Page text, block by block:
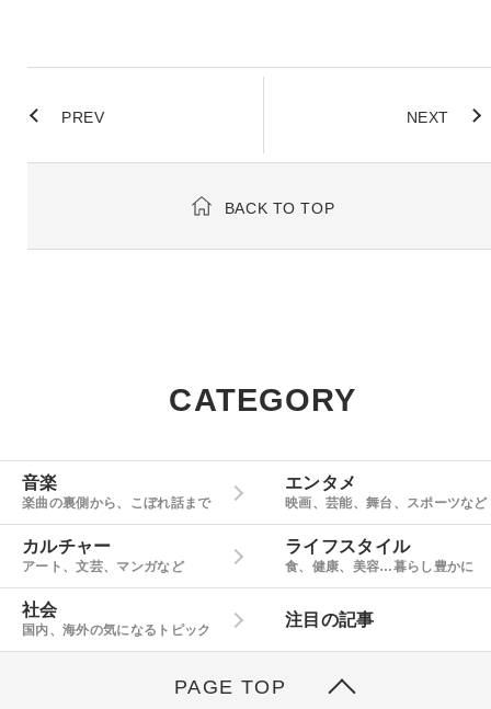
PREV NEXT
BACK TO TOP
CATEGORY
音楽
楽曲の裏側から、こぼれ話まで
エンタメ
映画、芸能、舞台、スポーツなど
カルチャー
アート、文芸、マンガなど
ライフスタイル
食、健康、美容…暮らし豊かに
社会
国内、海外の気になるトピック
注目の記事
PAGE TOP